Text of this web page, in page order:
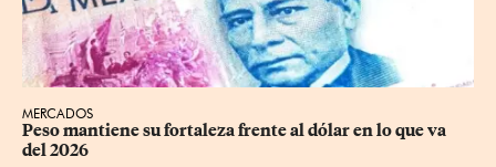
MERCADOS
Peso mantiene su fortaleza frente al dólar en lo que va
del 2026